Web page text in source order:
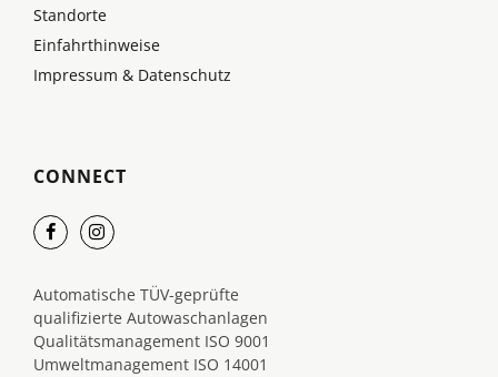
Standorte
Einfahrthinweise
Impressum & Datenschutz
CONNECT
Automatische TÜV-geprüfte
qualifizierte Autowaschanlagen
Qualitätsmanagement ISO 9001
Umweltmanagement ISO 14001